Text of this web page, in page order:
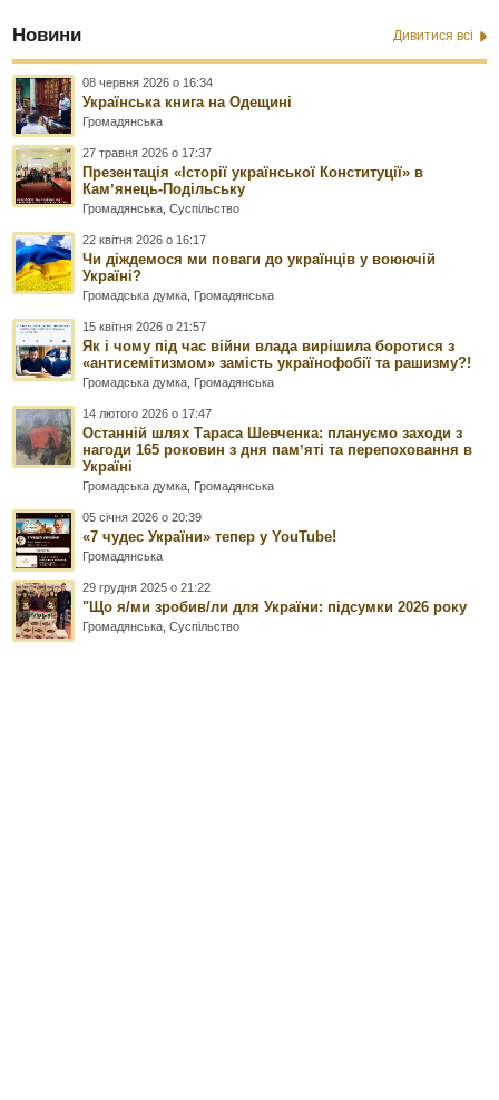
Новини Дивитися всі
08 червня 2026 о 16:34
Українська книга на Одещині
Громадянська
27 травня 2026 о 17:37
Презентація «Історії української Конституції» в
Камʼянець-Подільську
Громадянська ,Суспільство
22 квітня 2026 о 16:17
Чи діждемося ми поваги до українців у воюючій
Україні?
Громадська думка Громадянська
15 квітня 2026 о 21:57
Як і чому під час війни влада вирішила боротися з
«антисемітизмом» замість українофобії та рашизму?!
Громадська думка Громадянська
14 лютого 2026 о 17:47
Останній шлях Тараса Шевченка: плануємо заходи з
нагоди 165 роковин з дня памʼяті та перепоховання в
Україні
Громадська думка Громадянська
05 січня 2026 о 20:39
«7 чудес України» тепер у YouTube!
Громадянська
29 грудня 2025 о 21:22
"Що я/ми зробив/ли для України: підсумки 2026 року
Громадянська ,Суспільство